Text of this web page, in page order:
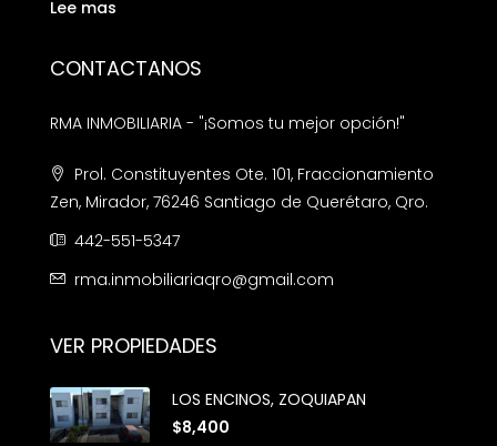
Lee mas
CONTACTANOS
RMA INMOBILIARIA - "¡Somos tu mejor opción!"
Prol. Constituyentes Ote. 101, Fraccionamiento
Zen, Mirador, 76246 Santiago de Querétaro, Qro.
442-551-5347
rma.inmobiliariaqro@gmail.com
VER PROPIEDADES
LOS ENCINOS, ZOQUIAPAN
$8,400